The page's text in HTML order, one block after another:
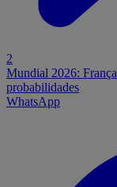
2
Mundial 2026:
probabilidades
WhatsApp